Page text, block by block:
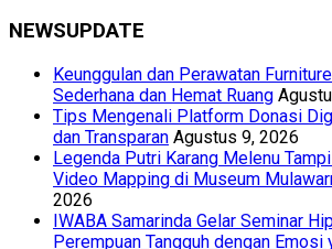
NEWSUPDATE
Keunggulan dan Perawatan
Sederhana dan Hemat Ruang
Tips Mengenali Platform Donasi
dan Transparan Agustus 9, 2026
Legenda Putri Karang Melenu
Video Mapping di Museum
2026
IWABA Samarinda Gelar Seminar
Perempuan Tangguh dengan Emosi